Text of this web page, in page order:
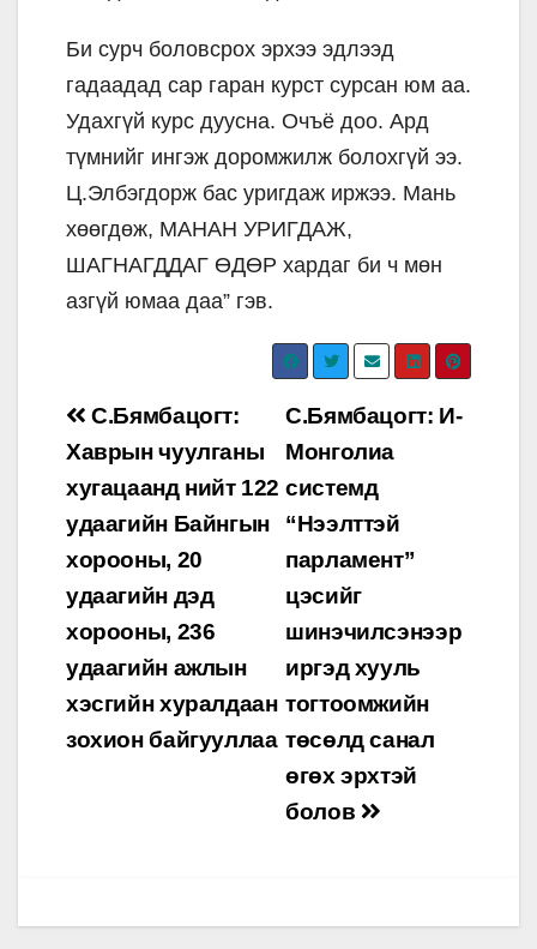
Би сурч боловсрох эрхээ эдлээд
гадаадад сар гаран курст сурсан юм аа.
Удахгүй курс дуусна. Очъё доо. Ард
түмнийг ингэж доромжилж болохгүй ээ.
Ц.Элбэгдорж бас уригдаж иржээ. Мань
хөөгдөж, МАНАН УРИГДАЖ,
ШАГНАГДДАГ ӨДӨР хардаг би ч мөн
азгүй юмаа даа” гэв.
Post
navigation
С.Бямбацогт: И-
Монголиа
системд
“Нээлттэй
парламент”
цэсийг
шинэчилсэнээр
иргэд хууль
тогтоомжийн
төсөлд санал
өгөх эрхтэй
болов
С.Бямбацогт:
Хаврын чуулганы
хугацаанд нийт 122
удаагийн Байнгын
хорооны, 20
удаагийн дэд
хорооны, 236
удаагийн ажлын
хэсгийн хуралдаан
зохион байгууллаа